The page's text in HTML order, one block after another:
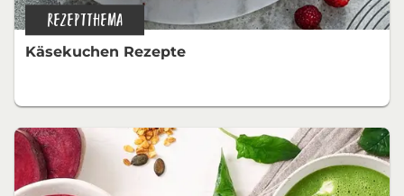
REZEPTTHEMA
Käsekuchen Rezepte